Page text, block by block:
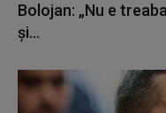
Bolojan: „Nu e
şi...